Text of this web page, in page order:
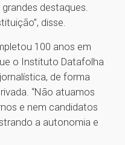
destaques.
disse.
100 anos em
o Instituto Datafolha
de forma
“Não atuamos
e nem candidatos
a autonomia e